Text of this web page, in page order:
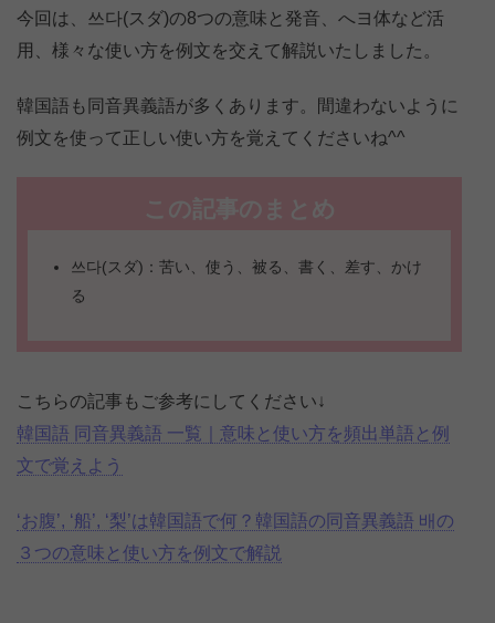
今回は、쓰다(スダ)の8つの意味と発音、へヨ体など活
用、様々な使い方を例文を交えて解説いたしました。
韓国語も同音異義語が多くあります。間違わないように
例文を使って正しい使い方を覚えてくださいね^^
この記事のまとめ
쓰다(スダ)：苦い、使う、被る、書く、差す、かけ
る
こちらの記事もご参考にしてください↓
韓国語 同音異義語 一覧｜意味と使い方を頻出単語と例
文で覚えよう
‘お腹’, ‘船’, ‘梨’は韓国語で何？韓国語の同音異義語 배の
３つの意味と使い方を例文で解説